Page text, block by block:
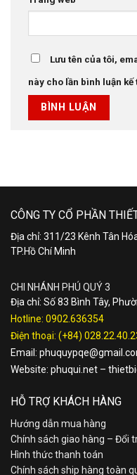
Lưu tên của tôi,
này cho lần bình luận kế
CÔNG TY CỔ PHẦN
Địa chỉ: 311/23 Kênh Tân
TP.Hồ Chí Minh
CHI NHÁNH PHÚ QUÝ 3
Địa chỉ: Số 83 Bình Tây,
Hotline: 0902.636354
Điện thoại: (+84)
Email:
Website: phuqui.net –
HỖ TRỢ KHÁCH HÀNG
Hướng dẫn mua hàng
Chính sách giao hàng – Đổi
Hình thức thanh toán
Chính sách ship hàng toàn